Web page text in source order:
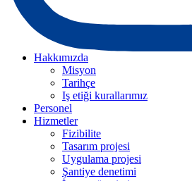
Hakkımızda
Misyon
Tarihçe
Iş etiği kurallarımız
Personel
Hizmetler
Fizibilite
Tasarım projesi
Uygulama projesi
Şantiye denetimi